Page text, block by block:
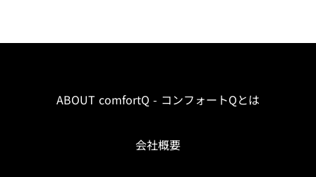
ABOUT comfortQ - コンフォートQとは
会社概要